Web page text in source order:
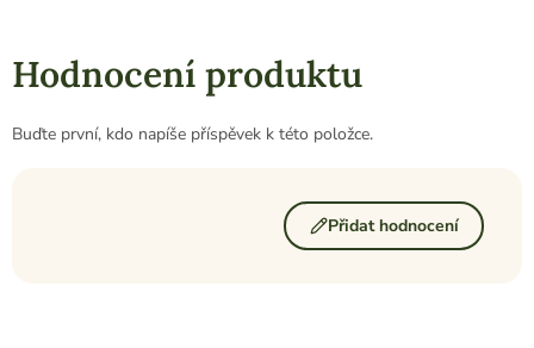
Hodnocení produktu
Buďte první, kdo napíše příspěvek k této položce.
Přidat hodnocení